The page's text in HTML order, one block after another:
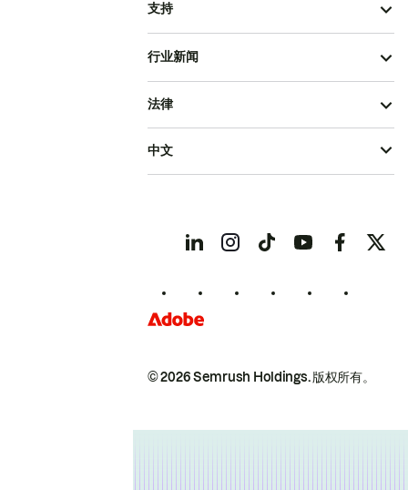
支持
行业新闻
© 2026 Semrush Holdings.版权所有。
法律
中文